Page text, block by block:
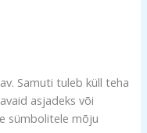
Samuti tuleb küll teha
asjadeks või
sümbolitele mõju